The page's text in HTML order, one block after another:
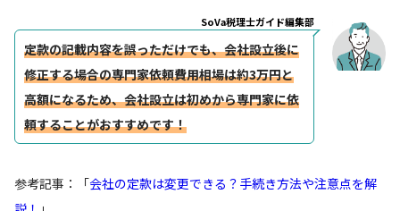
SoVa税理士ガイド編集部
定款の記載内容を誤っただけでも、会社設立後に
修正する場合の専門家依頼費用相場は約3万円と
高額になるため、会社設立は初めから専門家に依
頼することがおすすめです！
参考記事：「会社の定款は変更できる？手続き方法や注意点を解